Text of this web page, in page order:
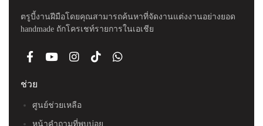
ตรูบี้งานฝีมือโดยคุณสามารถค้นหาที่จัดงานแต่งงานอย่างยอด
handmade ถักโครเชท์รายการในเอเชีย
ช่วย
ศูนย์ช่วยเหลือ
หน้าคำถามที่พบบ่อย